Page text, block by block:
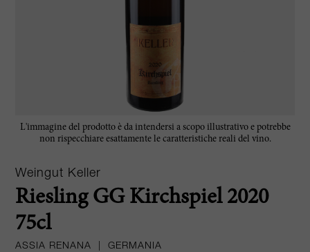
L'immagine del prodotto è da intendersi a scopo illustrativo e potrebbe
non rispecchiare esattamente le caratteristiche reali del vino.
Weingut Keller
Riesling GG Kirchspiel 2020
75cl
ASSIA RENANA GERMANIA